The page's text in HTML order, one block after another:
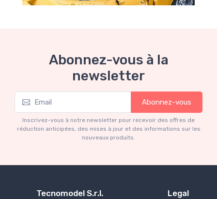
Garage des Occasions
Limited edition 60 pcs
€160.55 €169.00
Abonnez-vous à la
newsletter
Abonnez-vous
Inscrivez-vous à notre newsletter pour recevoir des offres de
réduction anticipées, des mises à jour et des informations sur les
nouveaux produits.
Tecnomodel S.r.l. Legal